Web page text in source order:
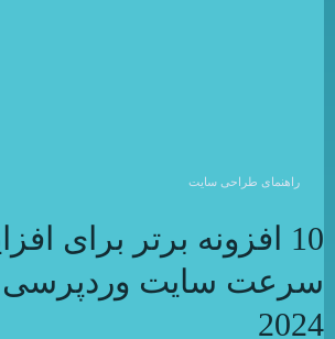
راهنمای طراحی سایت
10 افزونه برتر برای
سرعت سایت وردپرسی
2024